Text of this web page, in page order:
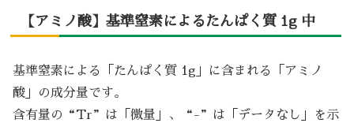
【アミノ酸】基準窒素によるたんぱく質 1g 中
基準窒素による「たんぱく質 1g」に含まれる「アミノ
酸」の成分量です。
含有量の“Tr”は「微量」、“-”は「データなし」を示